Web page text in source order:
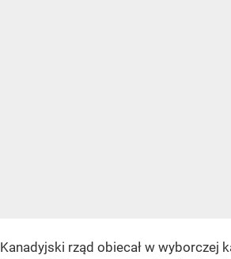
Kanadyjski rząd obiecał w wyborczej